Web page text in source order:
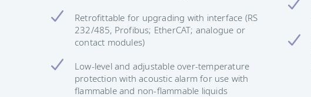
Retrofittable for upgrading with interface (RS
232/485, Profibus; EtherCAT; analogue or
contact modules)
Low-level and adjustable over-temperature
protection with acoustic alarm for use with
flammable and non-flammable liquids